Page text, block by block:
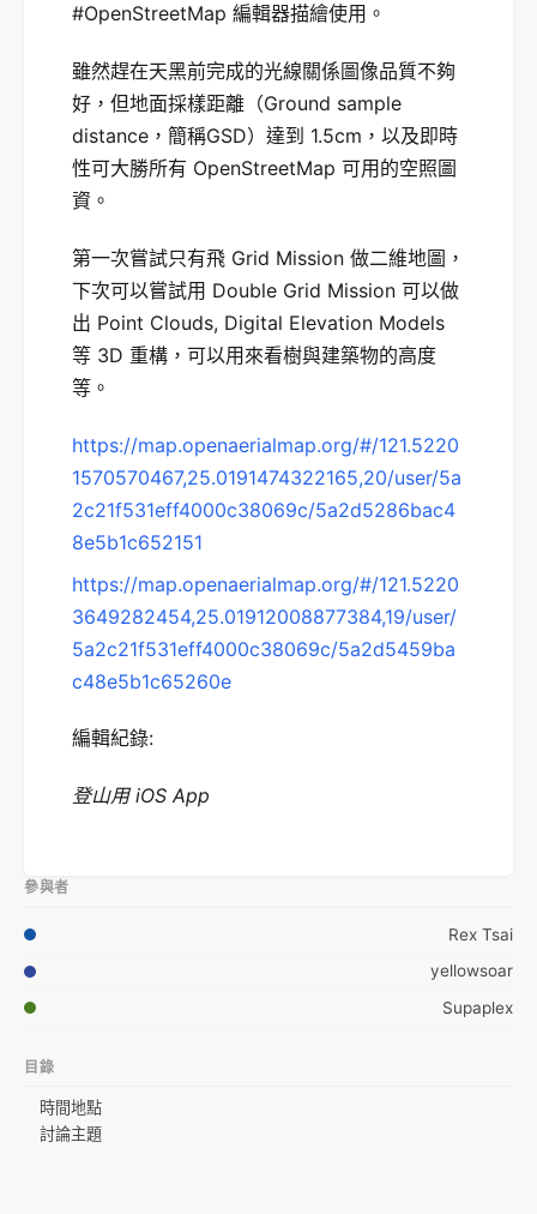
#OpenStreetMap 編輯器描繪使用。
雖然趕在天黑前完成的光線關係圖像品質不夠
好，但地面採樣距離（Ground sample
distance，簡稱GSD）達到 1.5cm，以及即時
性可大勝所有 OpenStreetMap 可用的空照圖
資。
第一次嘗試只有飛 Grid Mission 做二維地圖，
下次可以嘗試用 Double Grid Mission 可以做
出 Point Clouds, Digital Elevation Models
等 3D 重構，可以用來看樹與建築物的高度
等。
https://map.openaerialmap.org/#/121.5220
1570570467,25.0191474322165,20/user/5a
2c21f531eff4000c38069c/5a2d5286bac4
8e5b1c652151
https://map.openaerialmap.org/#/121.5220
3649282454,25.01912008877384,19/user/
5a2c21f531eff4000c38069c/5a2d5459ba
c48e5b1c65260e
編輯紀錄:
登山用iOS App
參與者
Rex Tsai
yellowsoar
Supaplex
目錄
時間地點
討論主題